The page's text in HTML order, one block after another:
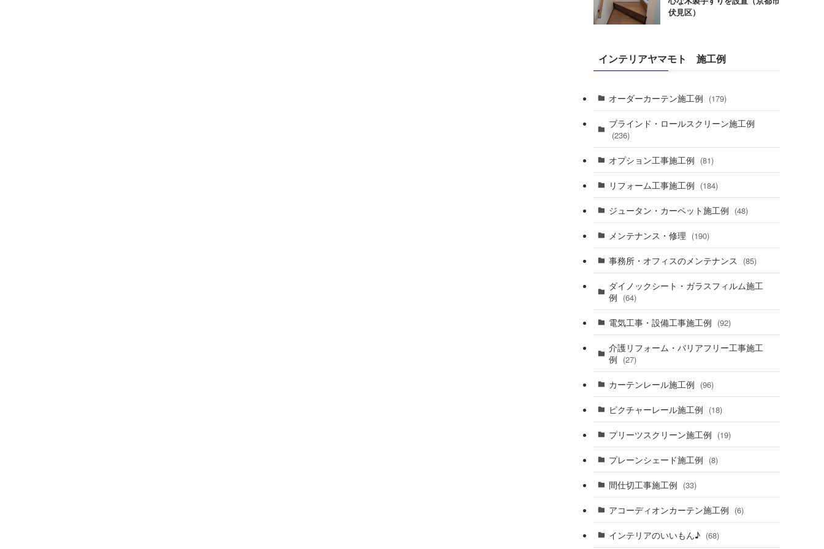
伏見区）
インテリアヤマモト 施工例
オーダーカーテン施工例 (179)
ブラインド・ロールスクリーン施工例
(236)
オプション工事施工例 (81)
リフォーム工事施工例 (184)
ジュータン・カーペット施工例 (48)
メンテナンス・修理 (190)
事務所・オフィスのメンテナンス (85)
ダイノックシート・ガラスフィルム施工
例 (64)
電気工事・設備工事施工例 (92)
介護リフォーム・バリアフリー工事施工
例 (27)
カーテンレール施工例 (96)
ピクチャーレール施工例 (18)
プリーツスクリーン施工例 (19)
プレーンシェード施工例 (8)
間仕切工事施工例 (33)
アコーディオンカーテン施工例 (6)
インテリアのいいもん♪ (68)